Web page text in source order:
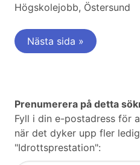
Högskolejobb, Östersund
Nästa sida »
Prenumerera på detta
Fyll i din e-postadress för
när det dyker upp fler
"Idrottsprestation":